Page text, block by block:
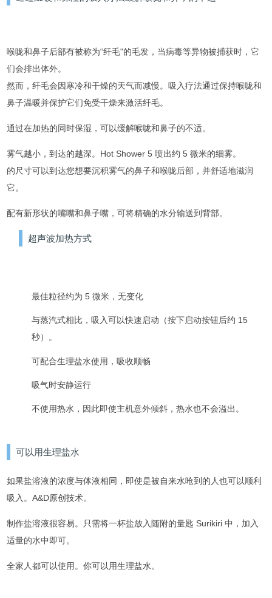
喉咙和鼻子后部有被称为“纤毛"的毛发，当病毒等异物被捕获时，它
们会排出体外。
然而，纤毛会因寒冷和干燥的天气而减慢。吸入疗法通过保持喉咙和
鼻子温暖并保护它们免受干燥来激活纤毛。
通过在加热的同时保湿，可以缓解喉咙和鼻子的不适。
雾气越小，到达的越深。 Hot Shower 5 喷出约 5 微米的细雾。
的尺寸可以到达您想要沉积雾气的鼻子和喉咙后部，并舒适地滋润
它。
配有新形状的嘴嘴和鼻子嘴，可将精确的水分输送到背部。
超声波加热方式
最佳粒径约为 5 微米，无变化
与蒸汽式相比，吸入可以快速启动（按下启动按钮后约 15
秒）。
可配合生理盐水使用，吸收顺畅
吸气时安静运行
不使用热水，因此即使主机意外倾斜，热水也不会溢出。
可以用生理盐水
如果盐溶液的浓度与体液相同，即使是被自来水呛到的人也可以顺利
吸入。A&D原创技术。
制作盐溶液很容易。
只需将一杯盐放入随附的量匙 Surikiri 中，加入
适量的水中即可。
全家人都可以使用。你可以用生理盐水。